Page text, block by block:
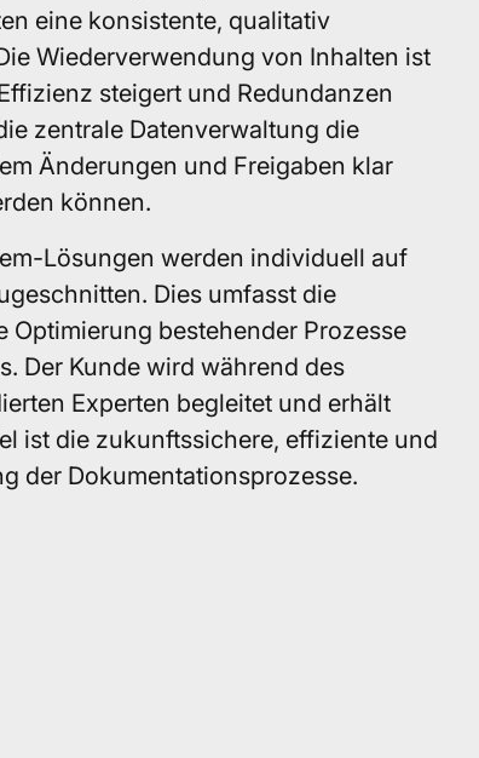
eine konsistente, qualitativ
Wiederverwendung von Inhalten ist
steigert und Redundanzen
zentrale Datenverwaltung die
Änderungen und Freigaben klar
können.
Lösungen werden individuell auf
Dies umfasst die
Optimierung bestehender Prozesse
Der Kunde wird während des
Experten begleitet und erhält
ist die zukunftssichere, effiziente und
der Dokumentationsprozesse.